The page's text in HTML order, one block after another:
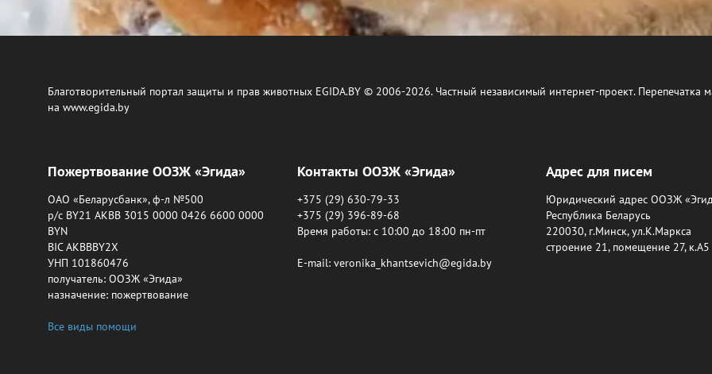
Благотворительный портал защиты и прав животных EGIDA.BY © 2006-2026. Частный независимый интернет-проект. Перепечатка
на www.egida.by
Пожертвование ООЗЖ «Эгида»
ОАО «Беларусбанк», ф-л №500
р/с BY21 AKBB 3015 0000 0426 6600 0000
BYN
BIC AKBBBY2X
УНП 101860476
получатель: ООЗЖ «Эгида»
назначение: пожертвование
Все виды помощи
Контакты ООЗЖ «Эгида»
+375 (29) 630-79-33
+375 (29) 396-89-68
Время работы: c 10:00 до 18:00 пн-пт
E-mail: veronika_khantsevich@egida.by
Адрес для писем
Юридический адрес ООЗЖ
Республика Беларусь
220030, г.Минск, ул.К.Маркса
строение 21, помещение 27, к.А5